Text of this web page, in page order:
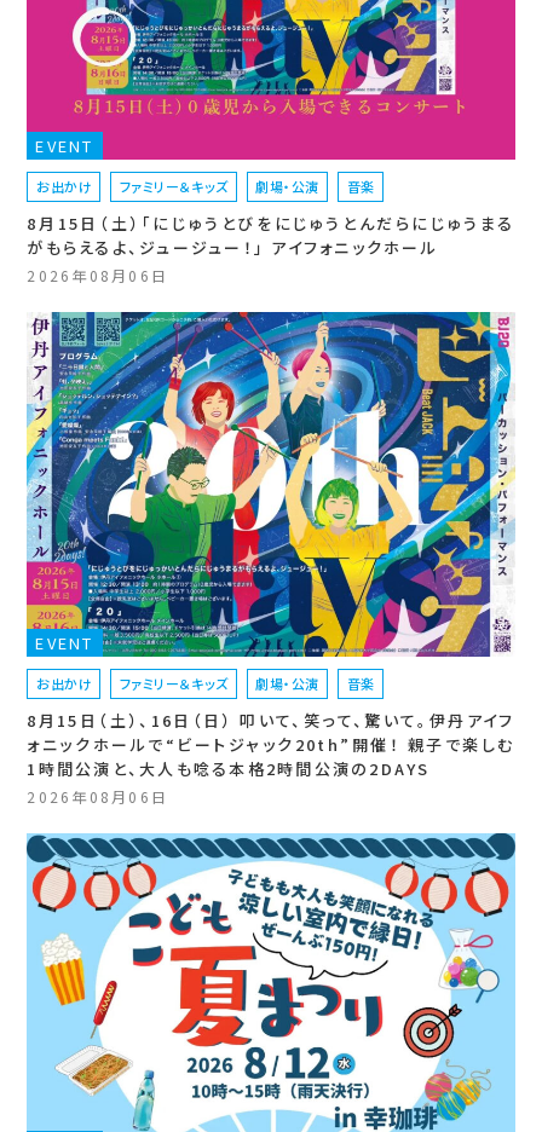
EVENT
お出かけ ファミリー＆キッズ 劇場・公演 音楽
8月15日（土）「にじゅうとびをにじゅうとんだらにじゅうまる
がもらえるよ、ジュージュー！」 アイフォニックホール
2026年08月06日
EVENT
お出かけ ファミリー＆キッズ 劇場・公演 音楽
8月15日（土）、16日（日） 叩いて、笑って、驚いて。伊丹アイフ
ォニックホールで“ビートジャック20th”開催！ 親子で楽しむ
1時間公演と、大人も唸る本格2時間公演の2DAYS
2026年08月06日